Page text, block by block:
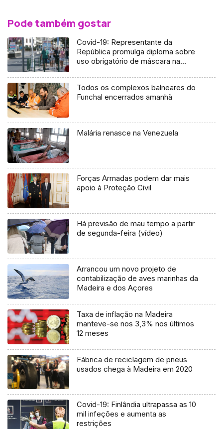
Pode também gostar
Covid-19: Representante da
República promulga diploma sobre
uso obrigatório de máscara na
Todos os complexos balneares do
Funchal encerrados amanhã
Malária renasce na Venezuela
Forças Armadas podem dar mais
apoio à Proteção Civil
Há previsão de mau tempo a partir
de segunda-feira (vídeo)
Arrancou um novo projeto de
contabilização de aves marinhas da
Madeira e dos Açores
Taxa de inflação na Madeira
manteve-se nos 3,3% nos últimos
12 meses
Fábrica de reciclagem de pneus
usados chega à Madeira em 2020
Covid-19: Finlândia ultrapassa as 10
mil infeções e aumenta as
restrições